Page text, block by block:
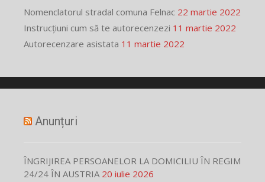
Nomenclatorul stradal comuna Felnac 22 martie 2022
Instrucțiuni cum să te autorecenzezi 11 martie 2022
Autorecenzare asistata 11 martie 2022
Anunțuri
ÎNGRIJIREA PERSOANELOR LA DOMICILIU ÎN REGIM
24/24 ÎN AUSTRIA 20 iulie 2026